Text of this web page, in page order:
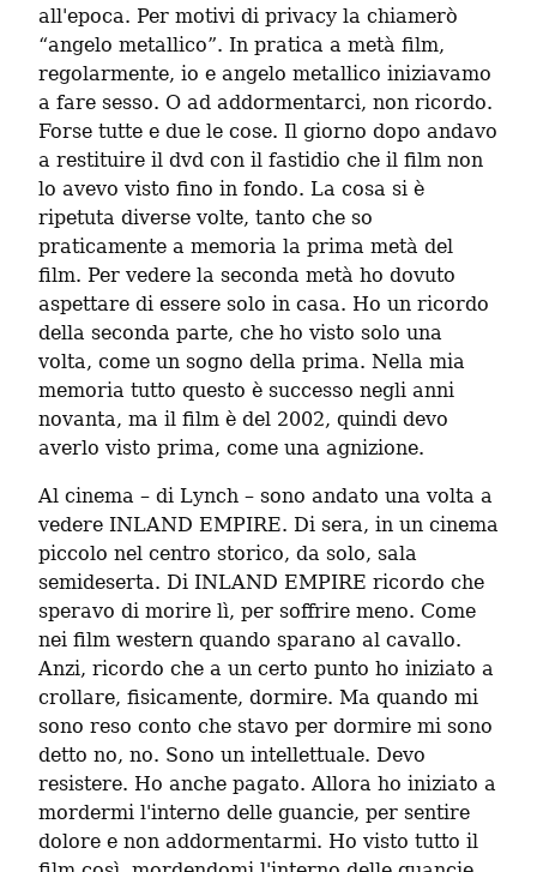
all'epoca. Per motivi di privacy la chiamerò
“angelo metallico”. In pratica a metà film,
regolarmente, io e angelo metallico iniziavamo
a fare sesso. O ad addormentarci, non ricordo.
Forse tutte e due le cose. Il giorno dopo andavo
a restituire il dvd con il fastidio che il film non
lo avevo visto fino in fondo. La cosa si è
ripetuta diverse volte, tanto che so
praticamente a memoria la prima metà del
film. Per vedere la seconda metà ho dovuto
aspettare di essere solo in casa. Ho un ricordo
della seconda parte, che ho visto solo una
volta, come un sogno della prima. Nella mia
memoria tutto questo è successo negli anni
novanta, ma il film è del 2002, quindi devo
averlo visto prima, come una agnizione.
Al cinema – di Lynch – sono andato una volta a
vedere INLAND EMPIRE. Di sera, in un cinema
piccolo nel centro storico, da solo, sala
semideserta. Di INLAND EMPIRE ricordo che
speravo di morire lì, per soffrire meno. Come
nei film western quando sparano al cavallo.
Anzi, ricordo che a un certo punto ho iniziato a
crollare, fisicamente, dormire. Ma quando mi
sono reso conto che stavo per dormire mi sono
detto no, no. Sono un intellettuale. Devo
resistere. Ho anche pagato. Allora ho iniziato a
mordermi l'interno delle guancie, per sentire
dolore e non addormentarmi. Ho visto tutto il